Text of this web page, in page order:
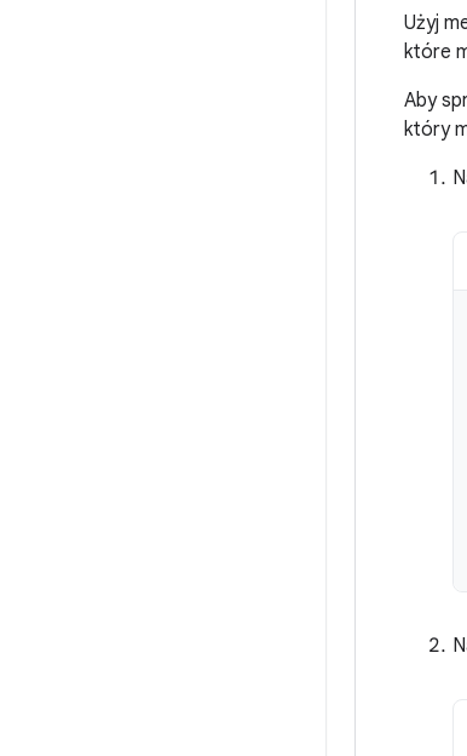
Użyj
które
Aby
który